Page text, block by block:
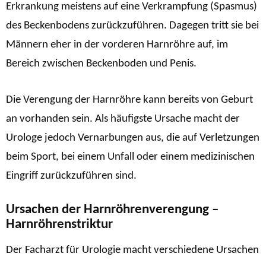
Erkrankung meistens auf eine Verkrampfung (Spasmus)
des Beckenbodens zurückzuführen. Dagegen tritt sie bei
Männern eher in der vorderen Harnröhre auf, im
Bereich zwischen Beckenboden und Penis.
Die Verengung der Harnröhre kann bereits von Geburt
an vorhanden sein. Als häufigste Ursache macht der
Urologe jedoch Vernarbungen aus, die auf Verletzungen
beim Sport, bei einem Unfall oder einem medizinischen
Eingriff zurückzuführen sind.
Ursachen der Harnröhrenverengung –
Harnröhrenstriktur
Der Facharzt für Urologie macht verschiedene Ursachen